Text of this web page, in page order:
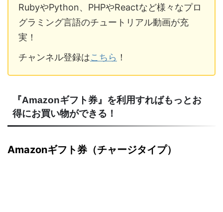
RubyやPython、PHPやReactなど様々なプロ
グラミング言語のチュートリアル動画が充
実！
チャンネル登録はこちら ！
『Amazonギフト券』を利用すればもっとお
得にお買い物ができる！
Amazonギフト券（チャージタイプ）